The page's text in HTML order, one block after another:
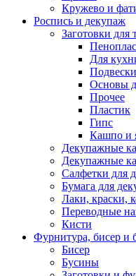
Кружево и
Роспись и декупаж
Заготовки для
Для
Подвески
Основы
Прочее
Пластик
Гипс
Кашпо и
Декупажные
Декупажные
Салфетки для
Бумага для
Лаки, краски,
Переводные
Кисти
Фурнитура, бисер и
Бисер
Бусины